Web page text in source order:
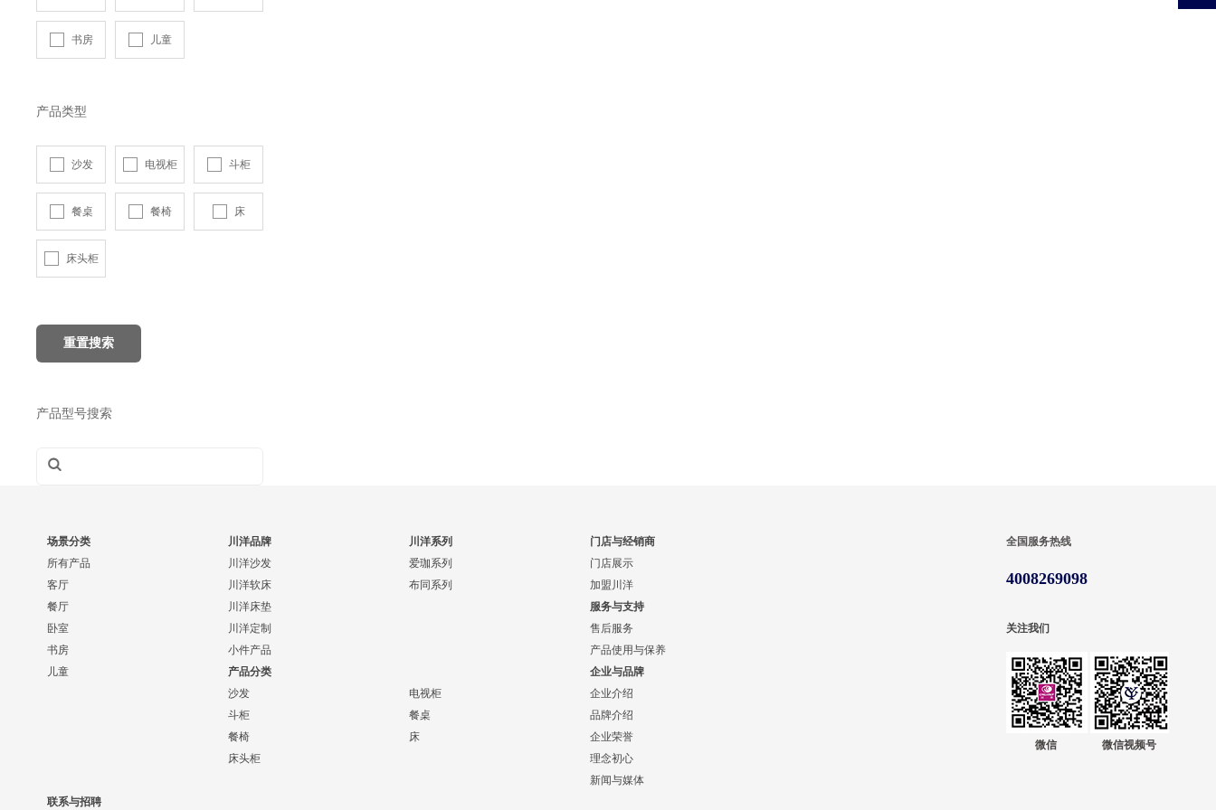
书房 儿童
产品类型
沙发 电视柜 斗柜
餐桌 餐椅 床
床头柜
重置搜索
产品型号搜索
场景分类
所有产品
客厅
餐厅
卧室
书房
儿童
川洋品牌
川洋沙发
川洋软床
川洋床垫
川洋定制
小件产品
川洋系列
爱珈系列
布同系列
门店与经销商
门店展示
加盟川洋
服务与支持
售后服务
产品使用与保养
产品分类
沙发
电视柜
斗柜
餐桌
餐椅
床
床头柜
企业与品牌
企业介绍
品牌介绍
企业荣誉
理念初心
新闻与媒体
联系与招聘
全国服务热线
4008269098
关注我们
微信 微信视频号